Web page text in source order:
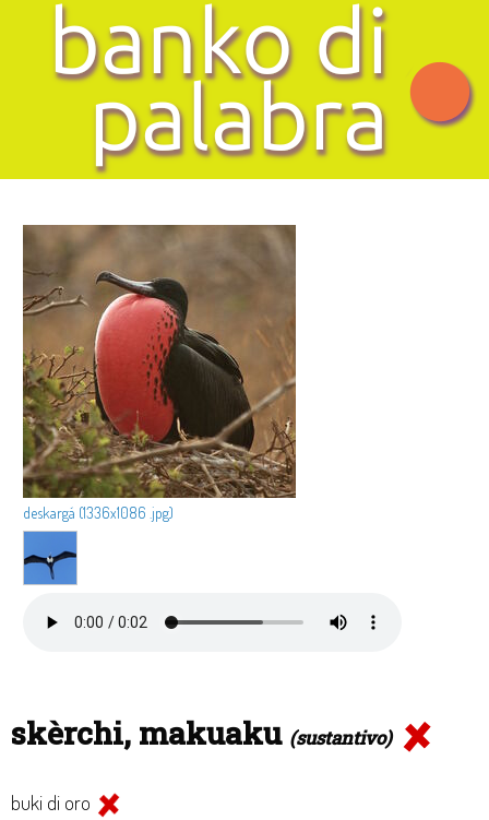
deskargá (1336x1086 .jpg)
skèrchi, makuaku (sustantivo)
buki di oro